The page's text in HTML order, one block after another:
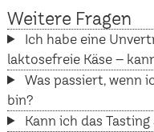
Weitere Fragen
Ich habe eine
laktosefreie Käse –
Was passiert, wenn
bin?
Kann ich das